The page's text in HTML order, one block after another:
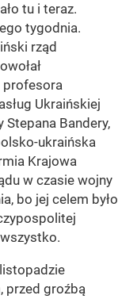
tu i teraz.
tygodnia.
rząd
profesora
Ukraińskiej
Bandery,
ukraińska
Krajowa
w czasie wojny
bo jej celem było
przed groźbą